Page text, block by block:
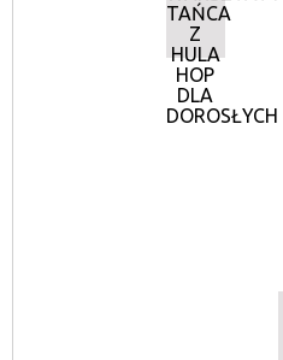
TAŃCA
Z
HULA
HOP
DLA
DOROSŁYCH